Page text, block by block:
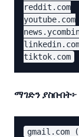
reddit.com
youtube.com
ማገድን ያስቡበት፦
gmail.com